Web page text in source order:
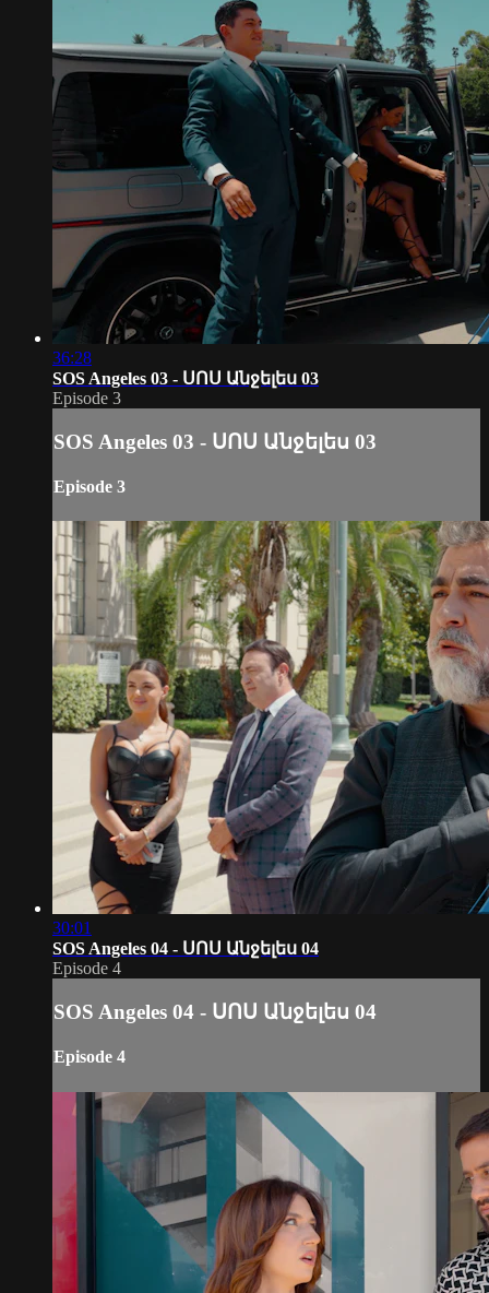
36:28
SOS Angeles 03 - ՍՈՍ Անջելես 03
Episode 3
SOS Angeles 03 - ՍՈՍ Անջելես 03
Episode 3
30:01
SOS Angeles 04 - ՍՈՍ Անջելես 04
Episode 4
SOS Angeles 04 - ՍՈՍ Անջելես 04
Episode 4